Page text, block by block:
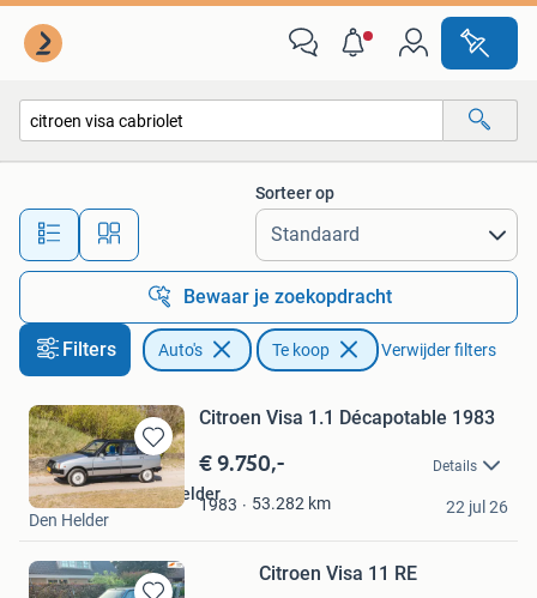
Alle afstanden…
Sorteer op
Bewaar je zoekopdracht
Filters Auto's Te koop Verwijder filters
Bewaren
in
Mijn
Citroen Visa 1.1 Décapotable 1983
€ 9.750,- Details
1983 53.282 km
MultiClassics Den Helder
Den Helder
22 jul 26
Citroen Visa 11 RE